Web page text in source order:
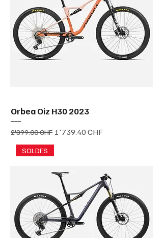
Orbea Oiz H30 2023
Prix original
2'899.00 CHF Prix promotionnel
1'739.40 CHF
SOLDES